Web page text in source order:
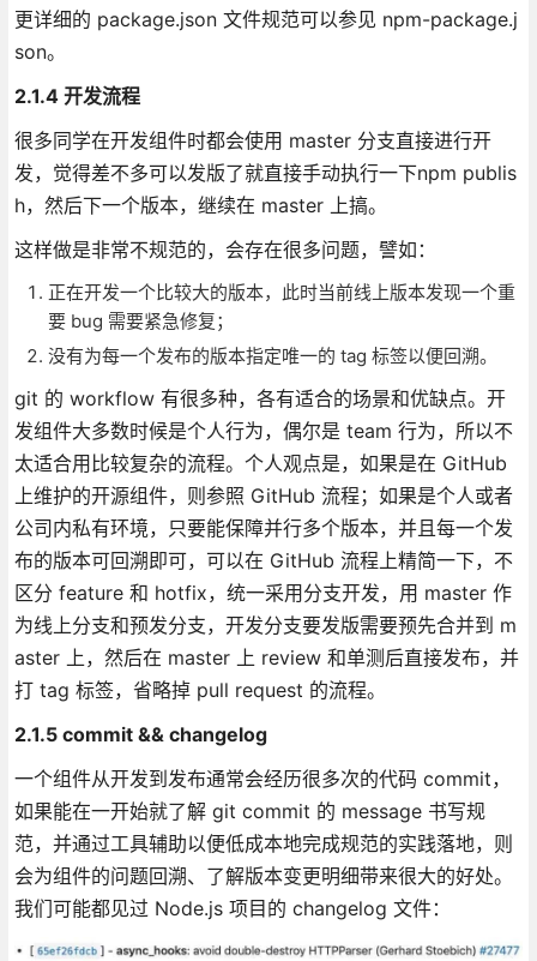
更详细的 package.json 文件规范可以参见 npm-package.j
son。
2.1.4 开发流程
很多同学在开发组件时都会使用 master 分支直接进行开
发，觉得差不多可以发版了就直接手动执行一下npm publis
h，然后下一个版本，继续在 master 上搞。
这样做是非常不规范的，会存在很多问题，譬如：
正在开发一个比较大的版本，此时当前线上版本发现一个重
要 bug 需要紧急修复；
没有为每一个发布的版本指定唯一的 tag 标签以便回溯。
git 的 workflow 有很多种，各有适合的场景和优缺点。开
发组件大多数时候是个人行为，偶尔是 team 行为，所以不
太适合用比较复杂的流程。个人观点是，如果是在 GitHub
上维护的开源组件，则参照 GitHub 流程；如果是个人或者
公司内私有环境，只要能保障并行多个版本，并且每一个发
布的版本可回溯即可，可以在 GitHub 流程上精简一下，不
区分 feature 和 hotfix，统一采用分支开发，用 master 作
为线上分支和预发分支，开发分支要发版需要预先合并到 m
aster 上，然后在 master 上 review 和单测后直接发布，并
打 tag 标签，省略掉 pull request 的流程。
2.1.5 commit && changelog
一个组件从开发到发布通常会经历很多次的代码 commit，
如果能在一开始就了解 git commit 的 message 书写规
范，并通过工具辅助以便低成本地完成规范的实践落地，则
会为组件的问题回溯、了解版本变更明细带来很大的好处。
我们可能都见过 Node.js 项目的 changelog 文件：